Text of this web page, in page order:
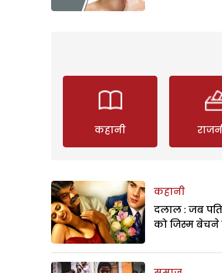
कहानी
कहानी
दलाल : जब
को जिस्म